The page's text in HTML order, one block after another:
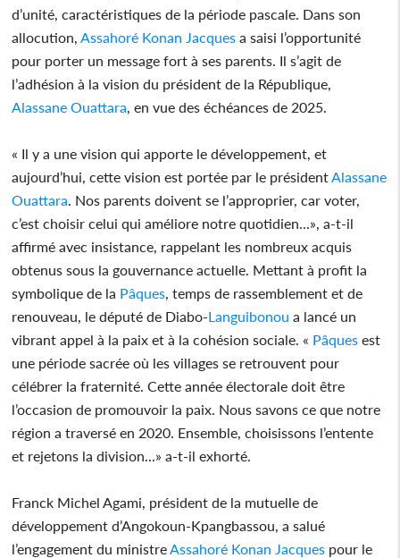
d’unité, caractéristiques de la période pascale. Dans son
allocution, Assahoré Konan Jacques a saisi l’opportunité
pour porter un message fort à ses parents. Il s’agit de
l’adhésion à la vision du président de la République,
Alassane Ouattara , en vue des échéances de 2025.
« Il y a une vision qui apporte le développement, et
aujourd’hui, cette vision est portée par le président Alassane
Ouattara . Nos parents doivent se l’approprier, car voter,
c’est choisir celui qui améliore notre quotidien...», a-t-il
affirmé avec insistance, rappelant les nombreux acquis
obtenus sous la gouvernance actuelle. Mettant à profit la
symbolique de la Pâques , temps de rassemblement et de
renouveau, le député de Diabo-Languibonou a lancé un
vibrant appel à la paix et à la cohésion sociale. « Pâques est
une période sacrée où les villages se retrouvent pour
célébrer la fraternité. Cette année électorale doit être
l’occasion de promouvoir la paix. Nous savons ce que notre
région a traversé en 2020. Ensemble, choisissons l’entente
et rejetons la division...» a-t-il exhorté.
Franck Michel Agami, président de la mutuelle de
développement d’Angokoun-Kpangbassou, a salué
l’engagement du ministre Assahoré Konan Jacques pour le